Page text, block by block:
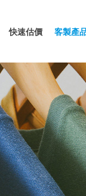
快速估價 客製產